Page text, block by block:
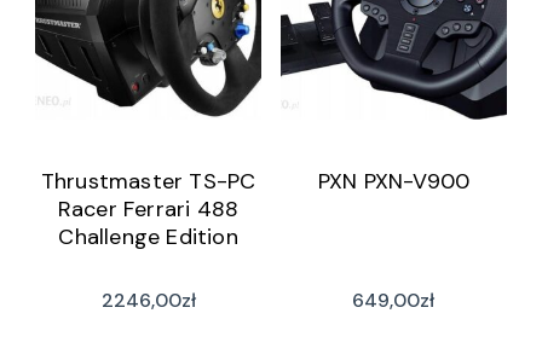
Thrustmaster TS-PC
Racer Ferrari 488
Challenge Edition
2246,00zł
PXN PXN-V900
649,00zł